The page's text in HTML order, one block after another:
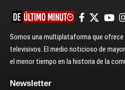
Somos una multiplataforma que
televisivos. El medio noticioso de
el menor tiempo en la historia de la
Newsletter